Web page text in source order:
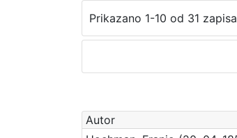
Prikazano 1-10 od 31 zapisa
Autor